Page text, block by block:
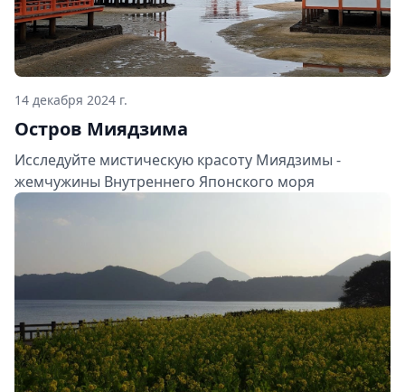
14 декабря 2024 г.
Остров Миядзима
Исследуйте мистическую красоту Миядзимы -
жемчужины Внутреннего Японского моря